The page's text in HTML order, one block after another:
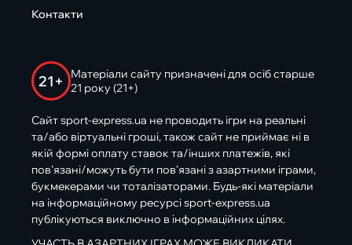
Контакти
21+
Матеріали сайту призначені для осіб старше
21 року (21+)
Сайт sport-express.ua не проводить ігри на реальні
та/або віртуальні гроші, також сайт не приймає ні в
якій формі оплату ставок та/інших платежів, які
пов’язані/можуть бути пов’язані з азартними іграми,
букмекерами чи тоталізаторами. Будь-які матеріали
на інформаційному ресурсі sport-express.ua
публікуються виключно в інформаційних цілях.